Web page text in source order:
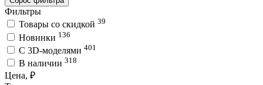
Фильтры
Товары со скидкой 39
Новинки 136
C 3D-моделями 401
В наличии 318
Цена, ₽